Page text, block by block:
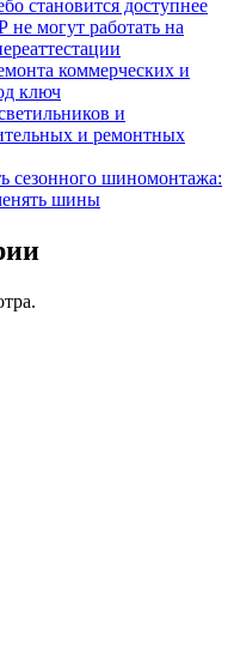
становится доступнее
могут работать на
коммерческих и
ключ
и
и ремонтных
сезонного шиномонтажа:
шины